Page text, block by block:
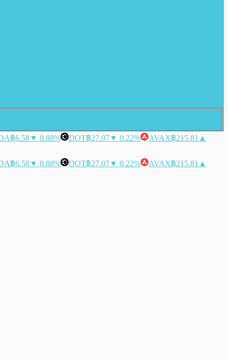
฿6.58▼ 0.88% DOT฿27.07▼ 0.22% AVAX฿215.81 ▲
฿6.58▼ 0.88% DOT฿27.07▼ 0.22% AVAX฿215.81 ▲